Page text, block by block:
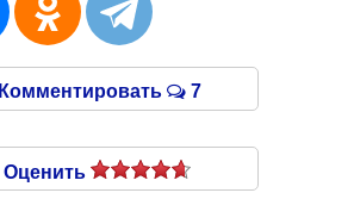
Комментировать 7
Оценить